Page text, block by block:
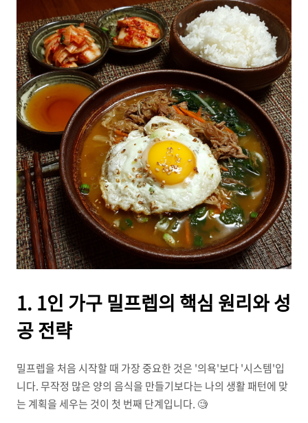
1. 1인 가구 밀프렙의 핵심 원리와 성
공 전략
밀프렙을 처음 시작할 때 가장 중요한 것은 '의욕'보다 '시스템'입
니다. 무작정 많은 양의 음식을 만들기보다는 나의 생활 패턴에 맞
는 계획을 세우는 것이 첫 번째 단계입니다. 🧐